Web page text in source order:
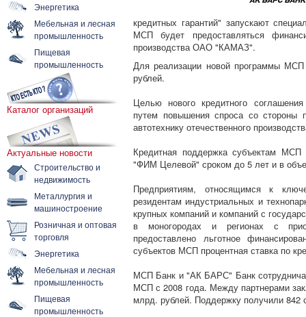
Энергетика
Мебельная и лесная
промышленность
Пищевая
промышленность
Каталог организаций
Актуальные новости
Строительство и
недвижимость
Металлургия и
машиностроение
Розничная и оптовая
торговля
Энергетика
Мебельная и лесная
промышленность
Пищевая
промышленность
кредитных гарантий" запускают
МСП будет предоставляться
производства ОАО "КАМАЗ".
Для реализации новой программы
рублей.
Целью нового кредитного
путем повышения спроса со стороны
автотехнику отечественного
Кредитная поддержка субъектам МСП
"ФИМ Целевой" сроком до 5 лет и в
Предприятиям, относящимся к
резидентам индустриальных и
крупных компаний и компаний с
в моногородах и регионах с
предоставлено льготное
субъектов МСП процентная ставка по
МСП Банк и "АК БАРС" Банк
МСП с 2008 года. Между партнерами
млрд. рублей. Поддержку получили 842